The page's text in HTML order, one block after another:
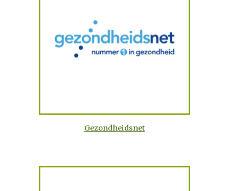
Gezondheidsnet